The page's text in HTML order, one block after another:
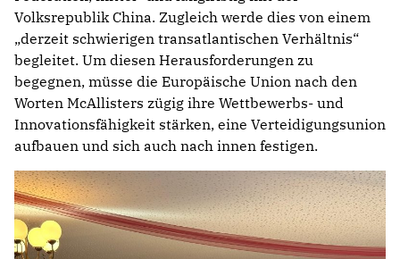
Volksrepublik China. Zugleich werde dies von einem
„derzeit schwierigen transatlantischen Verhältnis“
begleitet. Um diesen Herausforderungen zu
begegnen, müsse die Europäische Union nach den
Worten McAllisters zügig ihre Wettbewerbs- und
Innovationsfähigkeit stärken, eine Verteidigungsunion
aufbauen und sich auch nach innen festigen.